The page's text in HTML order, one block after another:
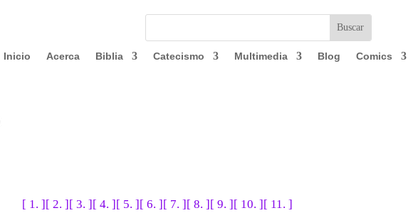
Inicio Acerca Biblia Catecismo Multimedia Blog Comics
[ 1. ] [ 2. ] [ 3. ] [ 4. ] [ 5. ] [ 6. ] [ 7. ] [ 8. ] [ 9. ] [ 10. ] [ 11. ]